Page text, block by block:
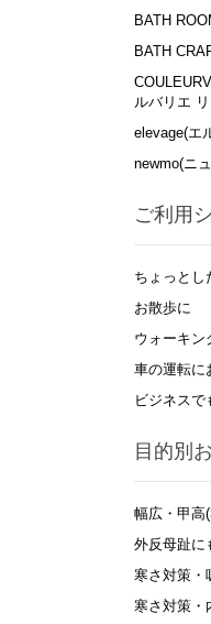
BATH
BATH
ルバリエ
elevage(エ
newmo(ニ
ご利用
ちょっとし
お散歩に
ウォーキン
車の運転に
ビジネスで
目的別
幅広・甲高
外反母趾に
寒さ対策・
寒さ対策・